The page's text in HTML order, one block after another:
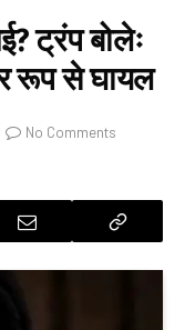
ट्रंप बोलेः
रूप से घायल
No Comments